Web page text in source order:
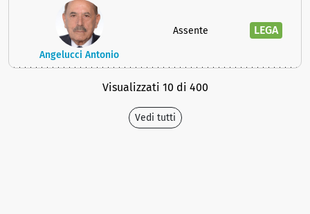
Angelucci Antonio
Assente LEGA
Visualizzati 10 di 400
Vedi tutti